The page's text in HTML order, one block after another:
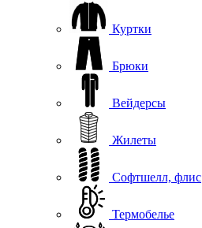
Куртки
Брюки
Вейдерсы
Жилеты
Софтшелл, флис
Термобелье